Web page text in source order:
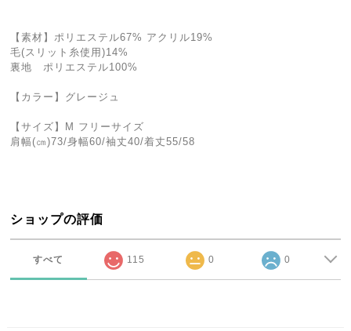
【素材】ポリエステル67% アクリル19%
毛(スリット糸使用)14%
裏地 ポリエステル100%
【カラー】グレージュ
【サイズ】M フリーサイズ
肩幅(㎝)73/身幅60/袖丈40/着丈55/58
ショップの評価
すべて 115 0 0